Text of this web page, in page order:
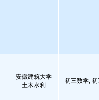
安徽建筑大学
土木水利
初三数学,